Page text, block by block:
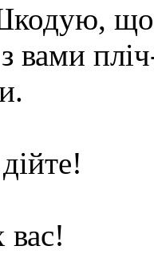
що
вами
вас!